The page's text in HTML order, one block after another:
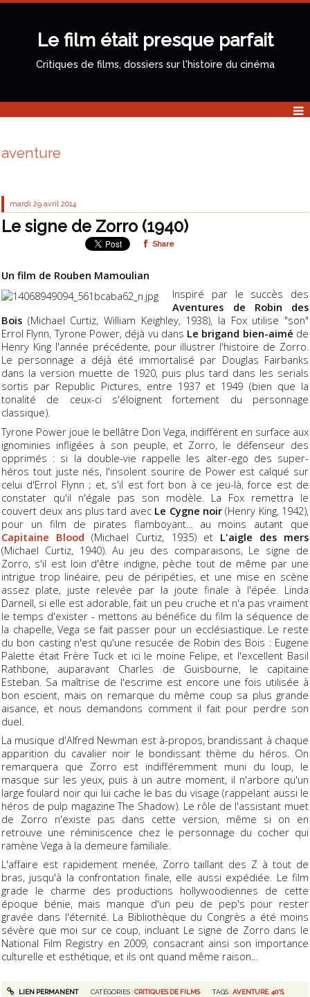
Le film était presque parfait
Critiques de films, dossiers sur l'histoire du cinéma
aventure
mardi 29 avril 2014
Le signe de Zorro (1940)
Share
Un film de Rouben Mamoulian
Inspiré par le succès des
Aventures de Robin des
Bois (Michael Curtiz, William Keighley, 1938), la Fox utilise "son"
Errol Flynn, Tyrone Power, déjà vu dans Le brigand bien-aimé de
Henry King l'année précédente, pour illustrer l'histoire de Zorro.
Le personnage a déjà été immortalisé par Douglas Fairbanks
dans la version muette de 1920, puis plus tard dans les serials
sortis par Republic Pictures, entre 1937 et 1949 (bien que la
tonalité de ceux-ci s'éloignent fortement du personnage
classique).
Tyrone Power joue le bellâtre Don Vega, indifférent en surface aux
ignominies infligées à son peuple, et Zorro, le défenseur des
opprimés : si la double-vie rappelle les alter-ego des super-
héros tout juste nés, l'insolent sourire de Power est calqué sur
celui d'Errol Flynn ; et, s'il est fort bon à ce jeu-là, force est de
constater qu'il n'égale pas son modèle. La Fox remettra le
couvert deux ans plus tard avec Le Cygne noir(Henry King, 1942),
pour un film de pirates flamboyant... au moins autant que
Capitaine Blood (Michael Curtiz, 1935) et L'aigle des mers
(Michael Curtiz, 1940). Au jeu des comparaisons, Le signe de
Zorro, s'il est loin d'être indigne, pèche tout de même par une
intrigue trop linéaire, peu de péripéties, et une mise en scène
assez plate, juste relevée par la joute finale à l'épée. Linda
Darnell, si elle est adorable, fait un peu cruche et n'a pas vraiment
le temps d'exister - mettons au bénéfice du film la séquence de
la chapelle, Vega se fait passer pour un ecclésiastique. Le reste
du bon casting n'est qu'une resucée de Robin des Bois : Eugene
Palette était Frère Tuck et ici le moine Felipe, et l'excellent Basil
Rathbone, auparavant Charles de Guisbourne, le capitaine
Esteban. Sa maîtrise de l'escrime est encore une fois utilisée à
bon escient, mais on remarque du même coup sa plus grande
aisance, et nous demandons comment il fait pour perdre son
duel.
La musique d'Alfred Newman est à-propos, brandissant à chaque
apparition du cavalier noir le bondissant thème du héros. On
remarquera que Zorro est indifféremment muni du loup, le
masque sur les yeux, puis à un autre moment, il n'arbore qu'un
large foulard noir qui lui cache le bas du visage (rappelant aussi le
héros de pulp magazine The Shadow). Le rôle de l'assistant muet
de Zorro n'existe pas dans cette version, même si on en
retrouve une réminiscence chez le personnage du cocher qui
ramène Vega à la demeure familiale.
L'affaire est rapidement menée, Zorro taillant des Z à tout de
bras, jusqu'à la confrontation finale, elle aussi expédiée. Le film
grade le charme des productions hollywoodiennes de cette
époque bénie, mais manque d'un peu de pep's pour rester
gravée dans l'éternité. La Bibliothèque du Congrès a été moins
sévère que moi sur ce coup, incluant Le signe de Zorro dans le
National Film Registry en 2009, consacrant ainsi son importance
culturelle et esthétique, et ils ont quand même raison...
LIEN PERMANENT CATÉGORIES :CRITIQUES DE FILMS TAGS :AVENTURE,40'S,